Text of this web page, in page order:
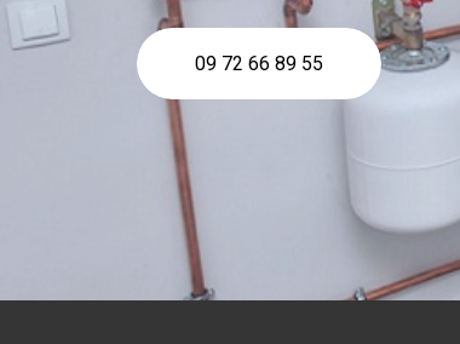
09 72 66 89 55